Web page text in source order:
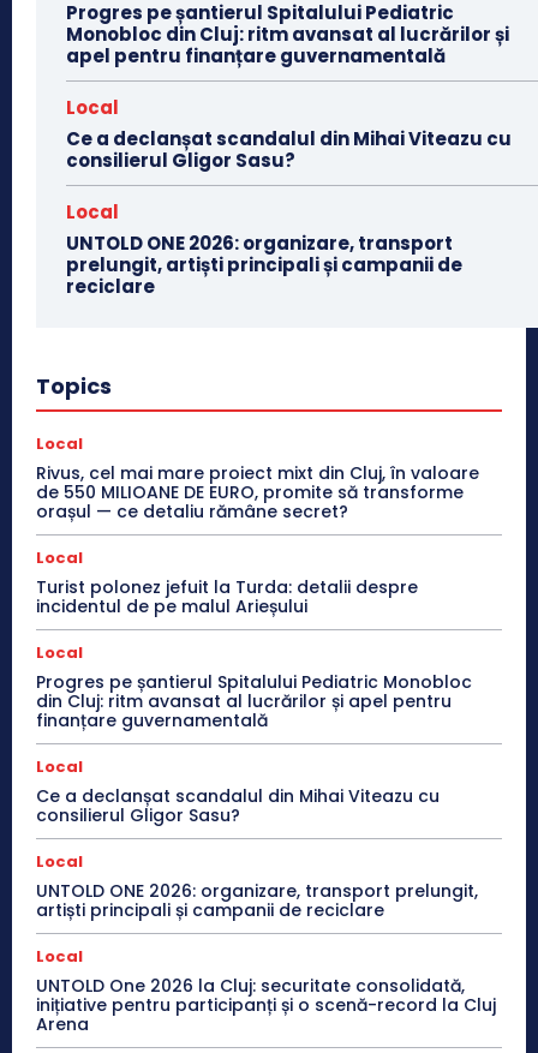
Progres pe șantierul Spitalului Pediatric
Monobloc din Cluj: ritm avansat al lucrărilor și
apel pentru finanțare guvernamentală
Local
Ce a declanșat scandalul din Mihai Viteazu cu
consilierul Gligor Sasu?
Local
UNTOLD ONE 2026: organizare, transport
prelungit, artiști principali și campanii de
reciclare
Topics
Local
Rivus, cel mai mare proiect mixt din Cluj, în valoare
de 550 MILIOANE DE EURO, promite să transforme
orașul — ce detaliu rămâne secret?
Local
Turist polonez jefuit la Turda: detalii despre
incidentul de pe malul Arieșului
Local
Progres pe șantierul Spitalului Pediatric Monobloc
din Cluj: ritm avansat al lucrărilor și apel pentru
finanțare guvernamentală
Local
Ce a declanșat scandalul din Mihai Viteazu cu
consilierul Gligor Sasu?
Local
UNTOLD ONE 2026: organizare, transport prelungit,
artiști principali și campanii de reciclare
Local
UNTOLD One 2026 la Cluj: securitate consolidată,
inițiative pentru participanți și o scenă-record la Cluj
Arena